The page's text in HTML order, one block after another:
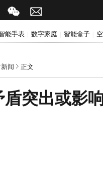
能手表 数字家庭 智能盒子
闻 正文
突出或影